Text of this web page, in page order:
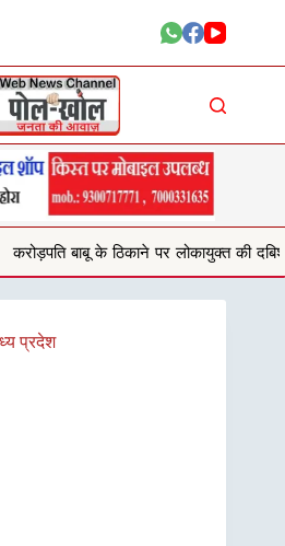
की दबिश,2 टीमों ने एक साथ मारा
प्रदेश